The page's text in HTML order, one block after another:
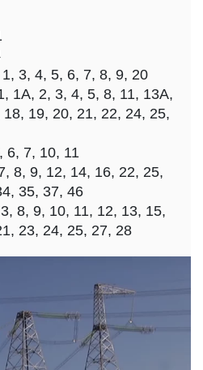
1, 3, 4, 5, 6, 7, 8, 9, 20
1А, 2, 3, 4, 5, 8, 11, 13А,
19, 20, 21, 22, 24, 25,
6, 7, 10, 11
8, 9, 12, 14, 16, 22, 25,
35, 37, 46
8, 9, 10, 11, 12, 13, 15,
23, 24, 25, 27, 28